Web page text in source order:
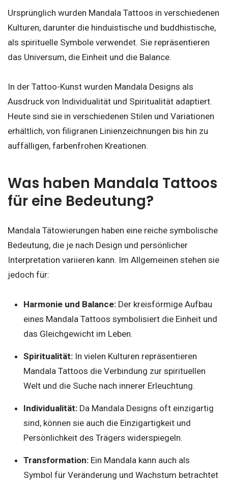
Ursprünglich wurden Mandala Tattoos in verschiedenen
Kulturen, darunter die hinduistische und buddhistische,
als spirituelle Symbole verwendet. Sie repräsentieren
das Universum, die Einheit und die Balance.
In der Tattoo-Kunst wurden Mandala Designs als
Ausdruck von Individualität und Spiritualität adaptiert.
Heute sind sie in verschiedenen Stilen und Variationen
erhältlich, von filigranen Linienzeichnungen bis hin zu
auffälligen, farbenfrohen Kreationen.
Was haben Mandala Tattoos
für eine Bedeutung?
Mandala Tätowierungen haben eine reiche symbolische
Bedeutung, die je nach Design und persönlicher
Interpretation variieren kann. Im Allgemeinen stehen sie
jedoch für:
Harmonie und Balance:Der kreisförmige Aufbau
eines Mandala Tattoos symbolisiert die Einheit und
das Gleichgewicht im Leben.
Spiritualität:In vielen Kulturen repräsentieren
Mandala Tattoos die Verbindung zur spirituellen
Welt und die Suche nach innerer Erleuchtung.
Individualität:Da Mandala Designs oft einzigartig
sind, können sie auch die Einzigartigkeit und
Persönlichkeit des Trägers widerspiegeln.
Transformation:Ein Mandala kann auch als
Symbol für Veränderung und Wachstum betrachtet